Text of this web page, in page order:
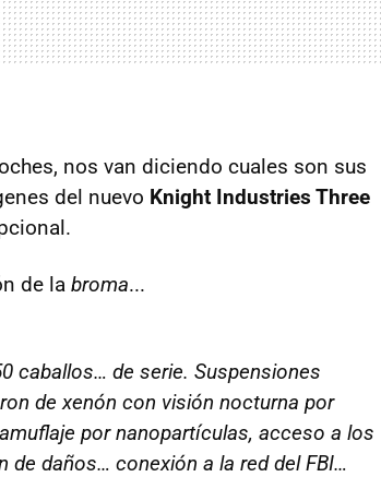
nos van diciendo cuales son sus
del nuevo Knight Industries Three
de la broma...
caballos… de serie. Suspensiones
de xenón con visión nocturna por
por nanopartículas, acceso a los
daños… conexión a la red del FBI…